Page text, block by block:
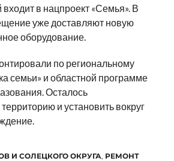
входит в нацпроект «Семья». В
уже доставляют новую
оборудование.
по региональному
семьи» и областной программе
Осталось
и установить вокруг
И СОЛЕЦКОГО ОКРУГА, РЕМОНТ